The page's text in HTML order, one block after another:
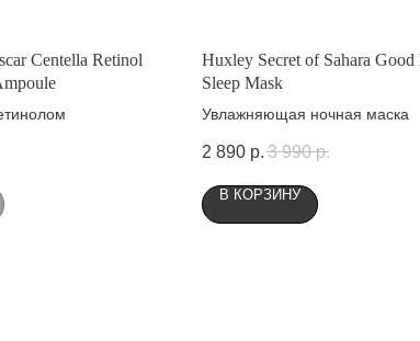
Centella Retinol
Huxley Secret of Sahara
Sleep Mask
Увлажняющая ночная маска
2 890 р. 3 990 р.
В КОРЗИНУ